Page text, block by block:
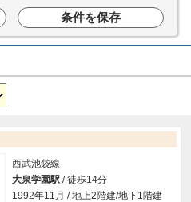
条件を保存
西武池袋線
大泉学園駅 / 徒歩14分
1992年11月 / 地上2階建/地下1階建